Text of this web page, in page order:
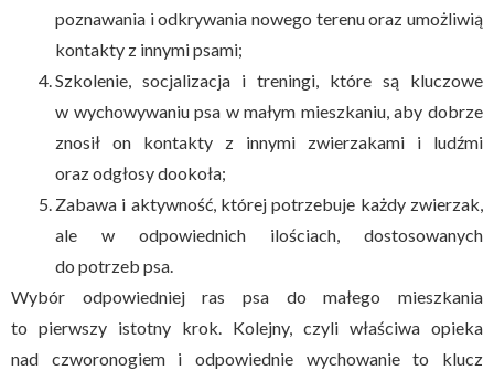
poznawania i odkrywania nowego terenu oraz umożliwią
kontakty z innymi psami;
Szkolenie, socjalizacja i treningi, które są kluczowe
w wychowywaniu psa w małym mieszkaniu, aby dobrze
znosił on kontakty z innymi zwierzakami i ludźmi
oraz odgłosy dookoła;
Zabawa i aktywność, której potrzebuje każdy zwierzak,
ale w odpowiednich ilościach, dostosowanych
do potrzeb psa.
Wybór odpowiedniej ras psa do małego mieszkania
to pierwszy istotny krok. Kolejny, czyli właściwa opieka
nad czworonogiem i odpowiednie wychowanie to klucz